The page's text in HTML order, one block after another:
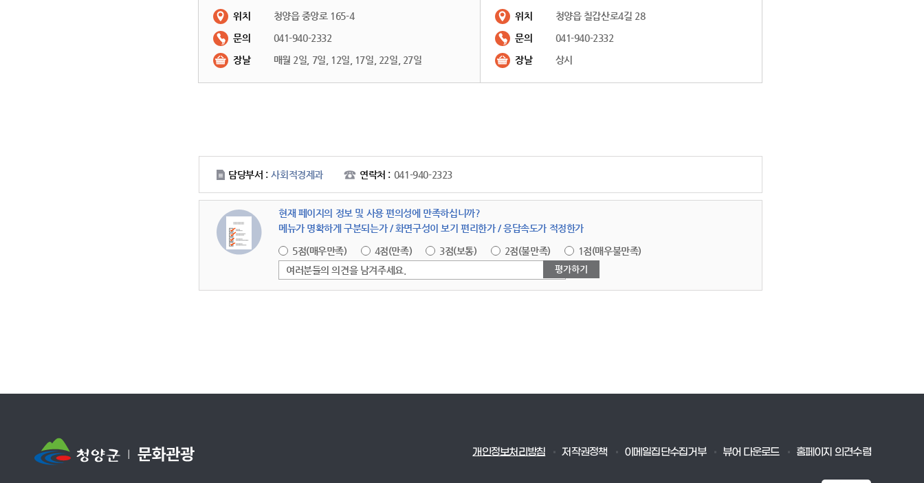
위치
청양읍 중앙로 165-4
문의
041-940-2332
장날
매월 2일, 7일, 12일, 17일, 22일, 27일
위치
청양읍 칠갑산로4길 28
문의
041-940-2332
장날
상시
담당부서 : 사회적경제과 연락처 : 041-940-2323
현재 페이지의 정보 및 사용 편의성에 만족하십니까?
메뉴가 명확하게 구분되는가 / 화면구성이 보기 편리한가 / 응답속도가 적정한가
5점(매우만족) 4점(만족) 3점(보통) 2점(불만족)
1점(매우불만족)
여러분들의 의견을 남겨주세요.
개인정보처리방침 저작권정책 이메일집단수집거부 뷰어 다운로드 홈페이지 의견수렴